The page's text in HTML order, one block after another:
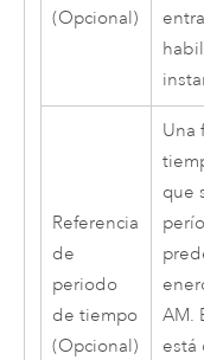
(Opcional)
Referencia
de
periodo
de tiempo
(Opcional)
Una
que
AM.
está